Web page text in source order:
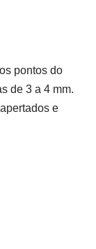
pontos do
de 3 a 4 mm.
e